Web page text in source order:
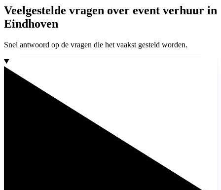
Veelgestelde vragen over event verhuur in
Eindhoven
Snel antwoord op de vragen die het vaakst gesteld worden.